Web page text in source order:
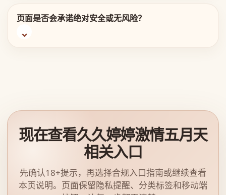
页面是否会承诺绝对安全或无风险？
现在查看久久婷婷激情五月天
相关入口
先确认18+提示，再选择合规入口指南或继续查看
本页说明。页面保留隐私提醒、分类标签和移动端